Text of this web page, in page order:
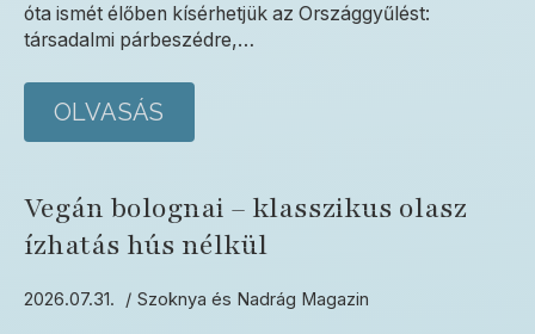
óta ismét élőben kísérhetjük az Országgyűlést:
társadalmi párbeszédre,…
OLVASÁS
Vegán bolognai – klasszikus olasz
ízhatás hús nélkül
2026.07.31. Szoknya és Nadrág Magazin